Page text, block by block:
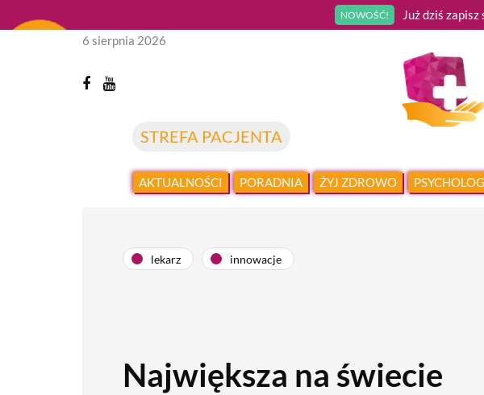
NOWOŚĆ! Już dziś
STREFA PACJENTA
6 sierpnia 2026
AKTUALNOŚCI PORADNIA ŻYJ ZDROWO
lekarz innowacje
Największa na świecie